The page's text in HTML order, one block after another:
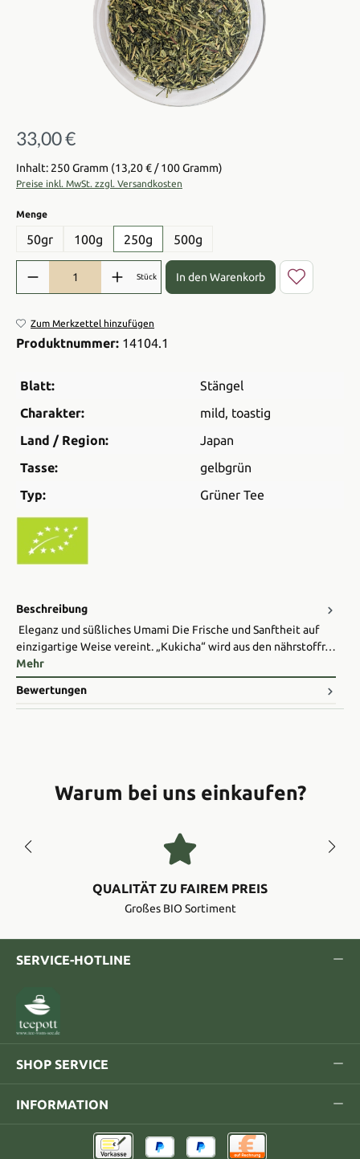
Regulärer Preis:
33,00 €
Inhalt: 250 Gramm (13,20 € / 100 Gramm)
Preise inkl. MwSt. zzgl. Versandkosten
Mengeauswählen
50gr 100g 250g 500g
Produkt Anzahl: Gib den gewünschten Wert ein oder benutze die
Stück In den Warenkorb
Zum Merkzettel hinzufügen
Produktnummer: 14104.1
Blatt:
Stängel
Charakter:
mild, toastig
Land / Region:
Japan
Tasse:
gelbgrün
Typ:
Grüner Tee
Beschreibung
Eleganz und süßliches Umami Die Frische und Sanftheit auf
einzigartige Weise vereint. „Kukicha“ wird aus den nährstoffr…
Mehr
Bewertungen
Warum bei uns einkaufen?
QUALITÄT ZU FAIREM PREIS
Großes BIO Sortiment
SERVICE-HOTLINE
SHOP SERVICE
INFORMATION